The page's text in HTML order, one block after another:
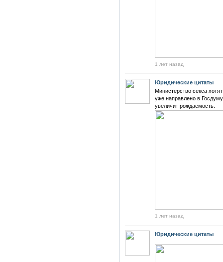
1 лет назад
Юридические цитаты
Министерство секса
уже направлено в
увеличит рождаемость.
1 лет назад
Юридические цитаты